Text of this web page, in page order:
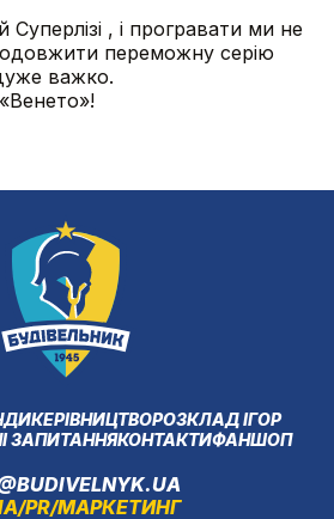
Суперлізі , і програвати ми не
переможну серію
важко.
КЕРІВНИЦТВОРОЗКЛАД ІГОР
ЗАПИТАННЯКОНТАКТИФАНШОП
PR/МАРКЕТИНГ